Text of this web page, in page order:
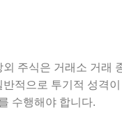
주식은 거래소 거래
적으로 투기적 성격
수행해야 합니다.